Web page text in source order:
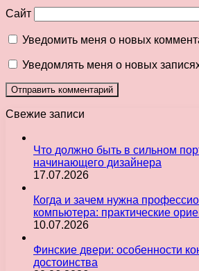
Сайт
Уведомить меня о новых
Уведомлять меня о новых
Свежие записи
Что должно быть в сильном
начинающего дизайнера
17.07.2026
Когда и зачем нужна
компьютера: практические
10.07.2026
Финские двери: особенности
достоинства